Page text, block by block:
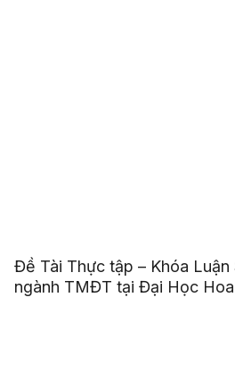
Đề Tài Thực tập – Khóa Luận
ngành TMĐT tại Đại Học Hoa